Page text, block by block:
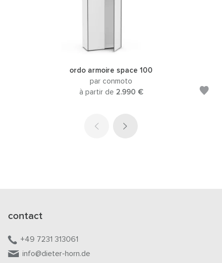
ordo armoire space 100
par conmoto
à partir de 2.990 €
contact
+49 7231 313061
info@dieter-horn.de